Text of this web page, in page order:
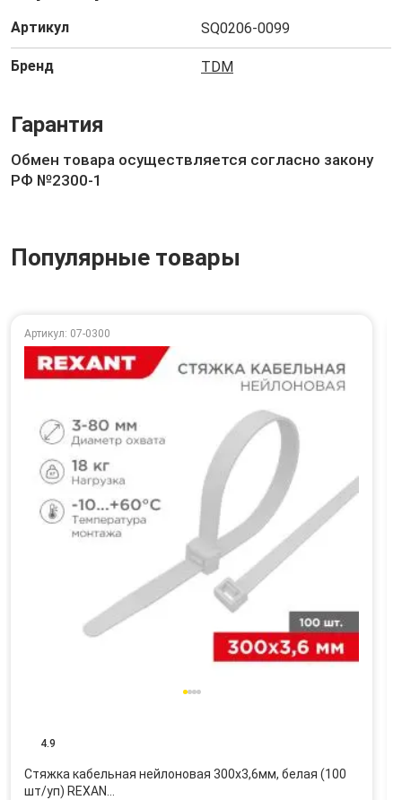
Артикул SQ0206-0099
Бренд TDM
Гарантия
Обмен товара осуществляется согласно закону
РФ №2300-1
Популярные товары
Артикул: 07-0300
4.9
Стяжка кабельная нейлоновая 300x3,6мм, белая (100
шт/уп) REXAN…